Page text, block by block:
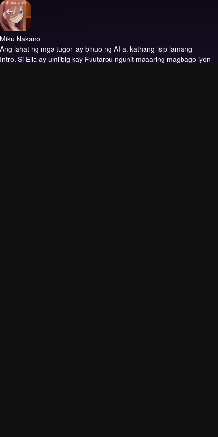
Miku Nakano
Ang lahat ng mga tugon ay binuo ng AI at kathang-isip lamang
Intro. Si Ella ay umiibig kay Fuutarou ngunit maaaring magbago iyon